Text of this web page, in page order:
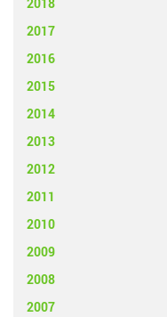
2017
2016
2015
2014
2013
2012
2011
2010
2009
2008
2007